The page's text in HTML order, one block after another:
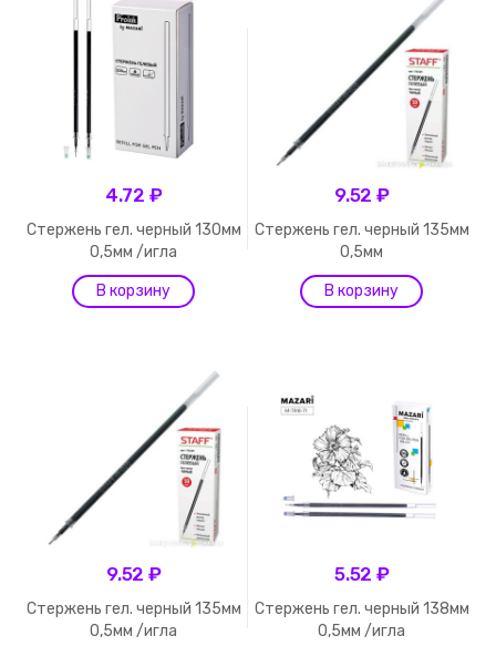
4.72 ₽
Стержень гел. черный 130мм
0,5мм /игла
9.52 ₽
Стержень гел. черный 135мм
0,5мм
9.52 ₽
Стержень гел. черный 135мм
0,5мм /игла
5.52 ₽
Стержень гел. черный 138мм
0,5мм /игла